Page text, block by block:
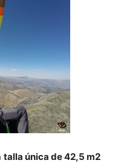
talla única de 42,5 m2